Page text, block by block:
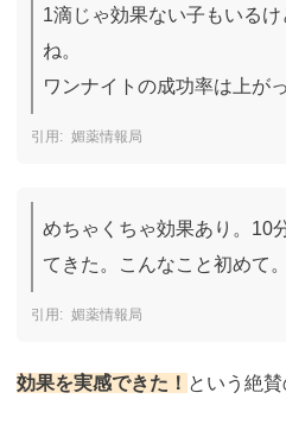
1滴じゃ効果ない子もいるけ
ね。
ワンナイトの成功率は上が
媚薬情報局
めちゃくちゃ効果あり。10
てきた。こんなこと初めて。
媚薬情報局
効果を実感できた！ という絶